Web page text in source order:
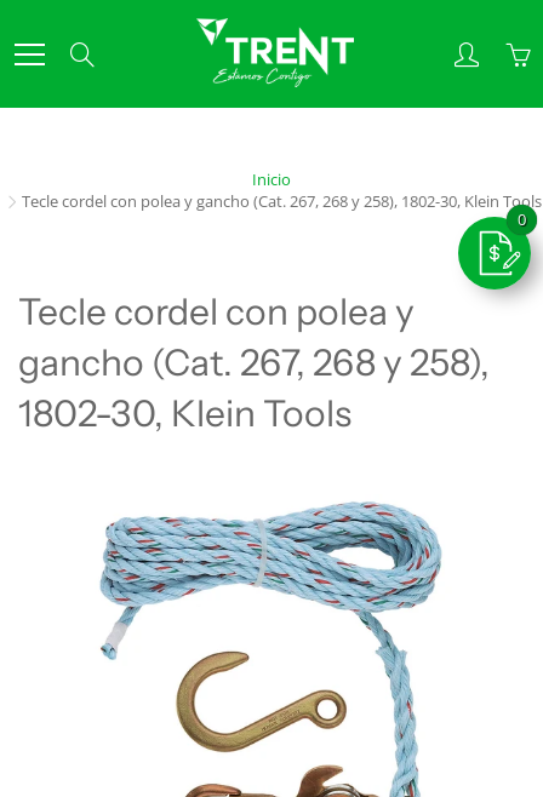
to
Content
Inicio
Tecle cordel con polea y gancho (Cat. 267, 268 y 258), 1802-30, Klein Tools
Tecle cordel con polea y
gancho (Cat. 267, 268 y 258),
1802-30, Klein Tools